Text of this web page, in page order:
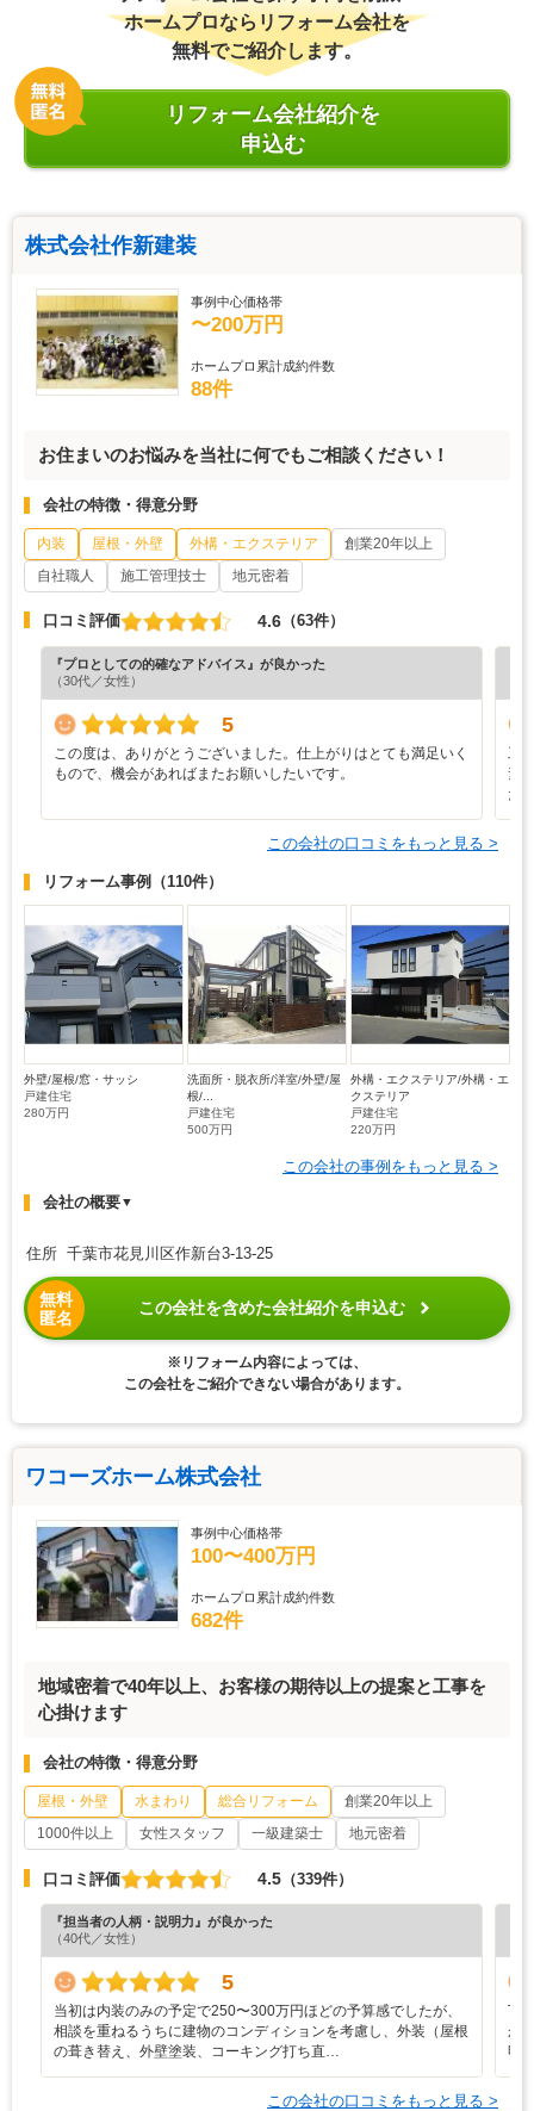
ホームプロならリフォーム会社を
無料でご紹介します。
リフォーム会社紹介を
申込む
株式会社作新建装
事例中心価格帯
〜200万円
ホームプロ累計成約件数
88件
お住まいのお悩みを当社に何でもご相談ください！
会社の特徴・得意分野
内装 屋根・外壁 外構・エクステリア
創業20年以上
自社職人
施工管理技士 地元密着
口コミ評価 4.6 （63件）
『プロとしての的確なアドバイス』が良かった
（30代／女性）
5
この度は、ありがとうございました。仕上がりはとても満足いく
もので、機会があればまたお願いしたいです。
工
素
た
この会社の口コミをもっと見る >
リフォーム事例 （110件）
外壁/屋根/窓・サッシ
戸建住宅
280万円
洗面所・脱衣所/洋室/外壁/屋
根/...
戸建住宅
500万円
外構・エクステリア/外構・エ
クステリア
戸建住宅
220万円
この会社の事例をもっと見る >
会社の概要▼
住所 千葉市花見川区作新台3-13-25
無料
匿名
この会社を含めた会社紹介を申込む
※リフォーム内容によっては、
この会社をご紹介できない場合があります。
ワコーズホーム株式会社
事例中心価格帯
100〜400万円
ホームプロ累計成約件数
682件
地域密着で40年以上、お客様の期待以上の提案と工事を
心掛けます
会社の特徴・得意分野
屋根・外壁 水まわり 総合リフォーム
創業20年以上
1000件以上
女性スタッフ 一級建築士 地元密着
口コミ評価 4.5 （339件）
『担当者の人柄・説明力』が良かった
（40代／女性）
5
当初は内装のみの予定で250〜300万円ほどの予算感でしたが、
相談を重ねるうちに建物のコンディションを考慮し、外装（屋根
の葺き替え、外壁塗装、コーキング打ち直…
丁
が2
明
この会社の口コミをもっと見る >